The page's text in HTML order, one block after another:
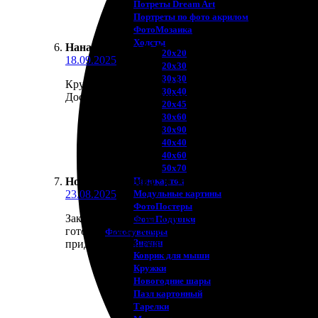
Потреты Dream Art
Портреты по фото акрилом
ФотоМозаика
Холсты
20х20
20х30
30х30
30х40
20х45
30х60
30х90
40х40
40х60
50х70
Пенокартон
Модульные картины
ФотоПостеры
ФотоПодушки
Фотоcувениры
Значки
Коврик для мыши
Кружки
Новогодние шары
Пазл картонный
Тарелки
Нана Панина : ★ ★ ★ ★
18.09.2025
Крутой сервис! Заказала фото на холсте, и
Доставка быстрая, ничего не повредилось.
Нона Пантелеева : ★ ★
23.08.2025
Заказала печать на холсте, осталась очень
готовый заказ. Качество отличное, цвета яркие,
придумала, что ещё хочу напечатать. Рекомендую